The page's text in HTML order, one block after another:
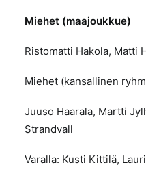
Miehet (maajoukkue)
Ristomatti Hakola, Matti
Miehet (kansallinen
Juuso Haarala, Martti
Strandvall
Varalla: Kusti Kittilä,